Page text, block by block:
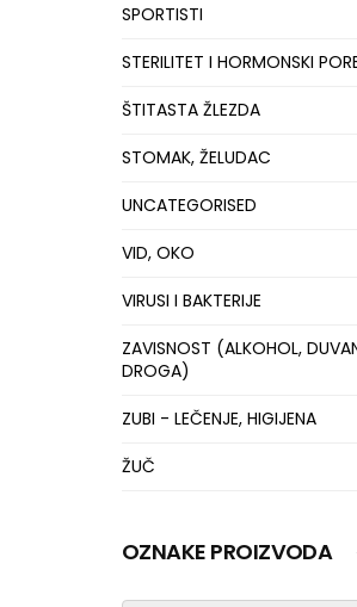
SPORTISTI
STERILITET I HORMONSKI
ŠTITASTA ŽLEZDA
STOMAK, ŽELUDAC
UNCATEGORISED
VID, OKO
VIRUSI I BAKTERIJE
ZAVISNOST (ALKOHOL,
DROGA)
ZUBI - LEČENJE, HIGIJENA
ŽUČ
OZNAKE PROIZVODA